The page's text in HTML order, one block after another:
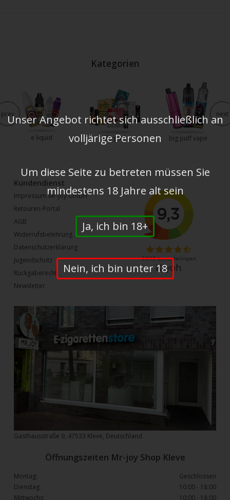
Kategorien
e liquid elfa pods big puff vape
prev next
Kundendienst
Impressum Mr-joy GmbH
Retouren-Portal
AGB
Widerrufsbelehrung
Datenschutzerklärung
Jugendschutz
Rückgaberecht
Newsletter
Gasthausstraße 9, 47533 Kleve, Deutschland
Öffnungszeiten Mr-joy Shop Kleve
Montag:
Geschlossen
Dienstag:
10:00 - 18:00
Mittwochs:
10:00 - 18:00
Unser Angebot richtet sich ausschließlich an
volljärige Personen
Um diese Seite zu betreten müssen Sie
mindestens 18 Jahre alt sein
Ja, ich bin 18+
Nein, ich bin unter 18